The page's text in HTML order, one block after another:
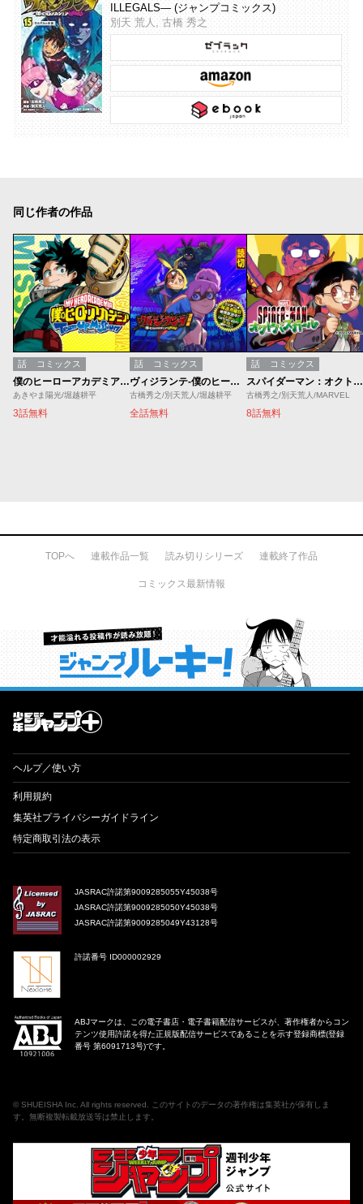
ILLEGALS― (ジャンプコミックス)
別天 荒人, 古橋 秀之
同じ作者の作品
話 コミックス
僕のヒーローアカデミア チームアップミッション
あきやま陽光/堀越耕平
3話無料
話 コミックス
ヴィジランテ-僕のヒーローアカデミア ILLEGALS-特別編
古橋秀之/別天荒人/堀越耕平
全話無料
話 コミックス
スパイダーマン：オクトパスガール
古橋秀之/別天荒人/MARVEL
8話無料
TOPへ 連載作品一覧 読み切りシリーズ 連載終了作品
コミックス最新情報
才能溢れる投稿作が読み放題！ ジャンプルーキー！
ヘルプ／使い方
利用規約
集英社プライバシーガイドライン
特定商取引法の表示
JASRAC許諾第9009285055Y45038号
JASRAC許諾第9009285050Y45038号
JASRAC許諾第9009285049Y43128号
許諾番号 ID000002929
ABJマークは、この電子書店・電子書籍配信サービスが、著作権者からコン
テンツ使用許諾を得た正規版配信サービスであることを示す登録商標(登録
番号 第6091713号)です。
© SHUEISHA Inc . All rights reserved. このサイトのデータの著作権は集英社が保有しま
す。無断複製転載放送等は禁止します。